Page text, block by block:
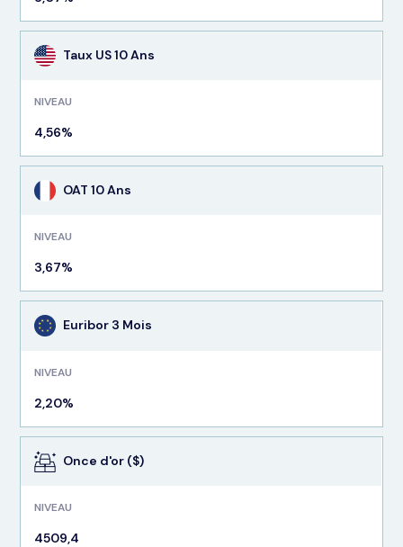
Taux US 10 Ans
NIVEAU
4,56%
OAT 10 Ans
NIVEAU
3,67%
Euribor 3 Mois
NIVEAU
2,20%
Once d'or ($)
NIVEAU
4509,4